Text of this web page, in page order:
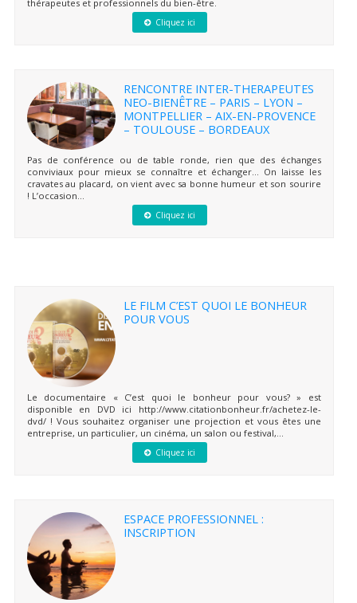
thérapeutes et professionnels du bien-être.
Cliquez ici
RENCONTRE INTER-THERAPEUTES
NEO-BIENÊTRE – PARIS – LYON –
MONTPELLIER – AIX-EN-PROVENCE
– TOULOUSE – BORDEAUX
Pas de conférence ou de table ronde, rien que des échanges
conviviaux pour mieux se connaître et échanger… On laisse les
cravates au placard, on vient avec sa bonne humeur et son sourire
! L’occasion...
Cliquez ici
LE FILM C’EST QUOI LE BONHEUR
POUR VOUS
Le documentaire « C’est quoi le bonheur pour vous? » est
disponible en DVD ici http://www.citationbonheur.fr/achetez-le-
dvd/ ! Vous souhaitez organiser une projection et vous êtes une
entreprise, un particulier, un cinéma, un salon ou festival,...
Cliquez ici
ESPACE PROFESSIONNEL :
INSCRIPTION